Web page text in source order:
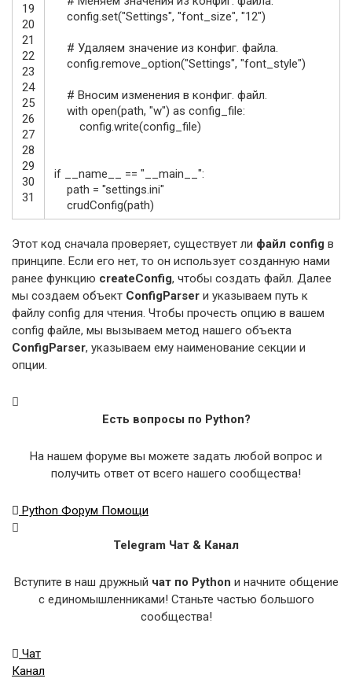
19
20
21
22
23
24
25
26
27
28
29
30
31
config.set("Settings", "font_size", "12")
# Удаляем значение из конфиг. файла.
config.remove_option("Settings", "font_style")
# Вносим изменения в конфиг. файл.
with open(path, "w") as config_file:
config.write(config_file)
if __name__ == "__main__":
path = "settings.ini"
crudConfig(path)
Этот код сначала проверяет, существует ли файл config в
принципе. Если его нет, то он использует созданную нами
ранее функцию createConfig, чтобы создать файл. Далее
мы создаем объект ConfigParser и указываем путь к
файлу config для чтения. Чтобы прочесть опцию в вашем
config файле, мы вызываем метод нашего объекта
ConfigParser, указываем ему наименование секции и
опции.
Есть вопросы по Python?
На нашем форуме вы можете задать любой вопрос и
получить ответ от всего нашего сообщества!
Python Форум Помощи
Telegram Чат & Канал
Вступите в наш дружный чат по Python и начните общение
с единомышленниками! Станьте частью большого
сообщества!
Чат
Канал